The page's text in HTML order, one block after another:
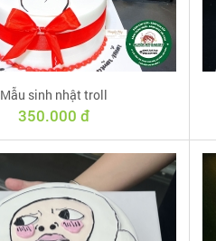
Mẫu sinh nhật troll
350.000 đ